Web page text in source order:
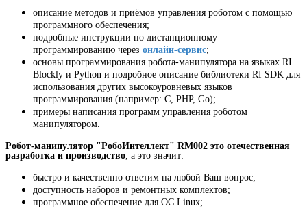
описание методов и приёмов управления роботом с помощью
программного обеспечения;
подробные инструкции по дистанционному
программированию через онлайн-сервис;
основы программирования робота-манипулятора на языках RI
Blockly и Python и подробное описание библиотеки RI SDK для
использования других высокоуровневых языков
программирования (например: C, PHP, Go);
примеры написания программ управления роботом
манипулятором.
Робот-манипулятор "РобоИнтеллект" RM002 это отечественная
разработка и производство , а это значит:
быстро и качественно ответим на любой Ваш вопрос;
доступность наборов и ремонтных комплектов;
программное обеспечение для ОС Linux;